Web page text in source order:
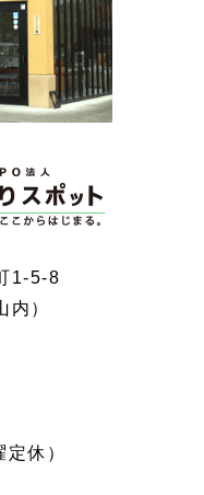
1-5-8
内）
休）